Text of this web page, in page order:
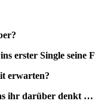
erster Single seine
erwarten?
ihr darüber denkt …